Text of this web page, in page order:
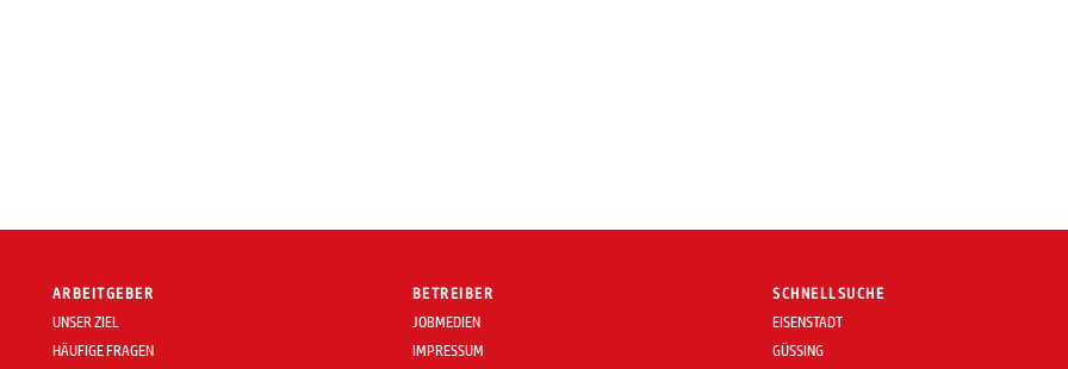
ARBEITGEBER
UNSER ZIEL
HÄUFIGE FRAGEN
BETREIBER
JOBMEDIEN
IMPRESSUM
SCHNELLSUCHE
EISENSTADT
GÜSSING